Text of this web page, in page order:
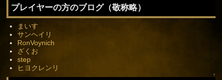
プレイヤーの方のブログ（敬称略）
まいす
サンヘイリ
RonVoynich
ざくお
step
ヒヨクレンリ
↑